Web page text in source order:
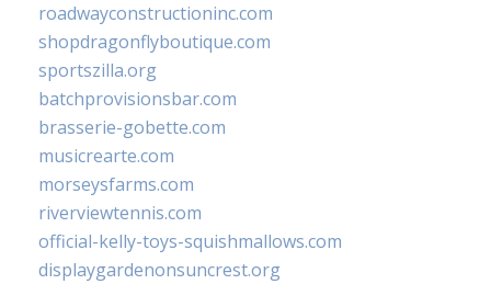
roadwayconstructioninc.com
shopdragonflyboutique.com
sportszilla.org
batchprovisionsbar.com
brasserie-gobette.com
musicrearte.com
morseysfarms.com
riverviewtennis.com
official-kelly-toys-squishmallows.com
displaygardenonsuncrest.org